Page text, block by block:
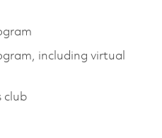
including virtual
club